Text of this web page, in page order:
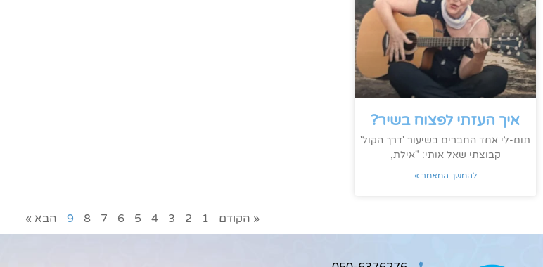
איך העזתי לפצוח בשיר?
תום-לי אחד החברים בשיעור 'דרך הקול'
קבוצתי שאל אותי: "אילת,
להמשך המאמר »
« הקודם 1
2
3
4
5
6
7
8
9 הבא »